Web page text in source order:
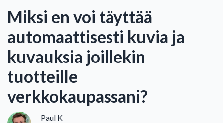
Miksi en voi täyttää
automaattisesti kuvia ja
kuvauksia joillekin
tuotteille
verkkokaupassani?
Paul K